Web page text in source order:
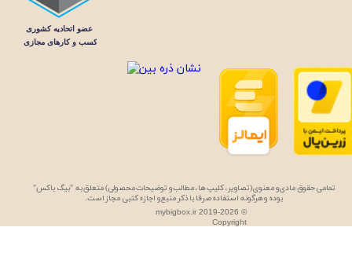
تمامی حقوق مادی و معنوی (تصاویر، کلیپ ها، مطالب و توضیحات محصولی) متعلق به "بیگ باکس"
بوده و هرگونه استفاده صرفا با ذکر منبع و اجازه کتبی مجاز است.
mybigbox.ir 2019-2026 ©
Copyright